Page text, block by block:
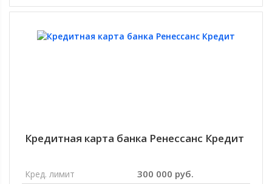
Кредитная карта банка Ренессанс Кредит
Кред. лимит 300 000 руб.